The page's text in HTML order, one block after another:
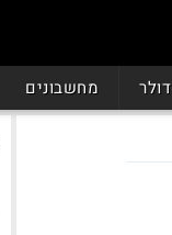
מחשבונים